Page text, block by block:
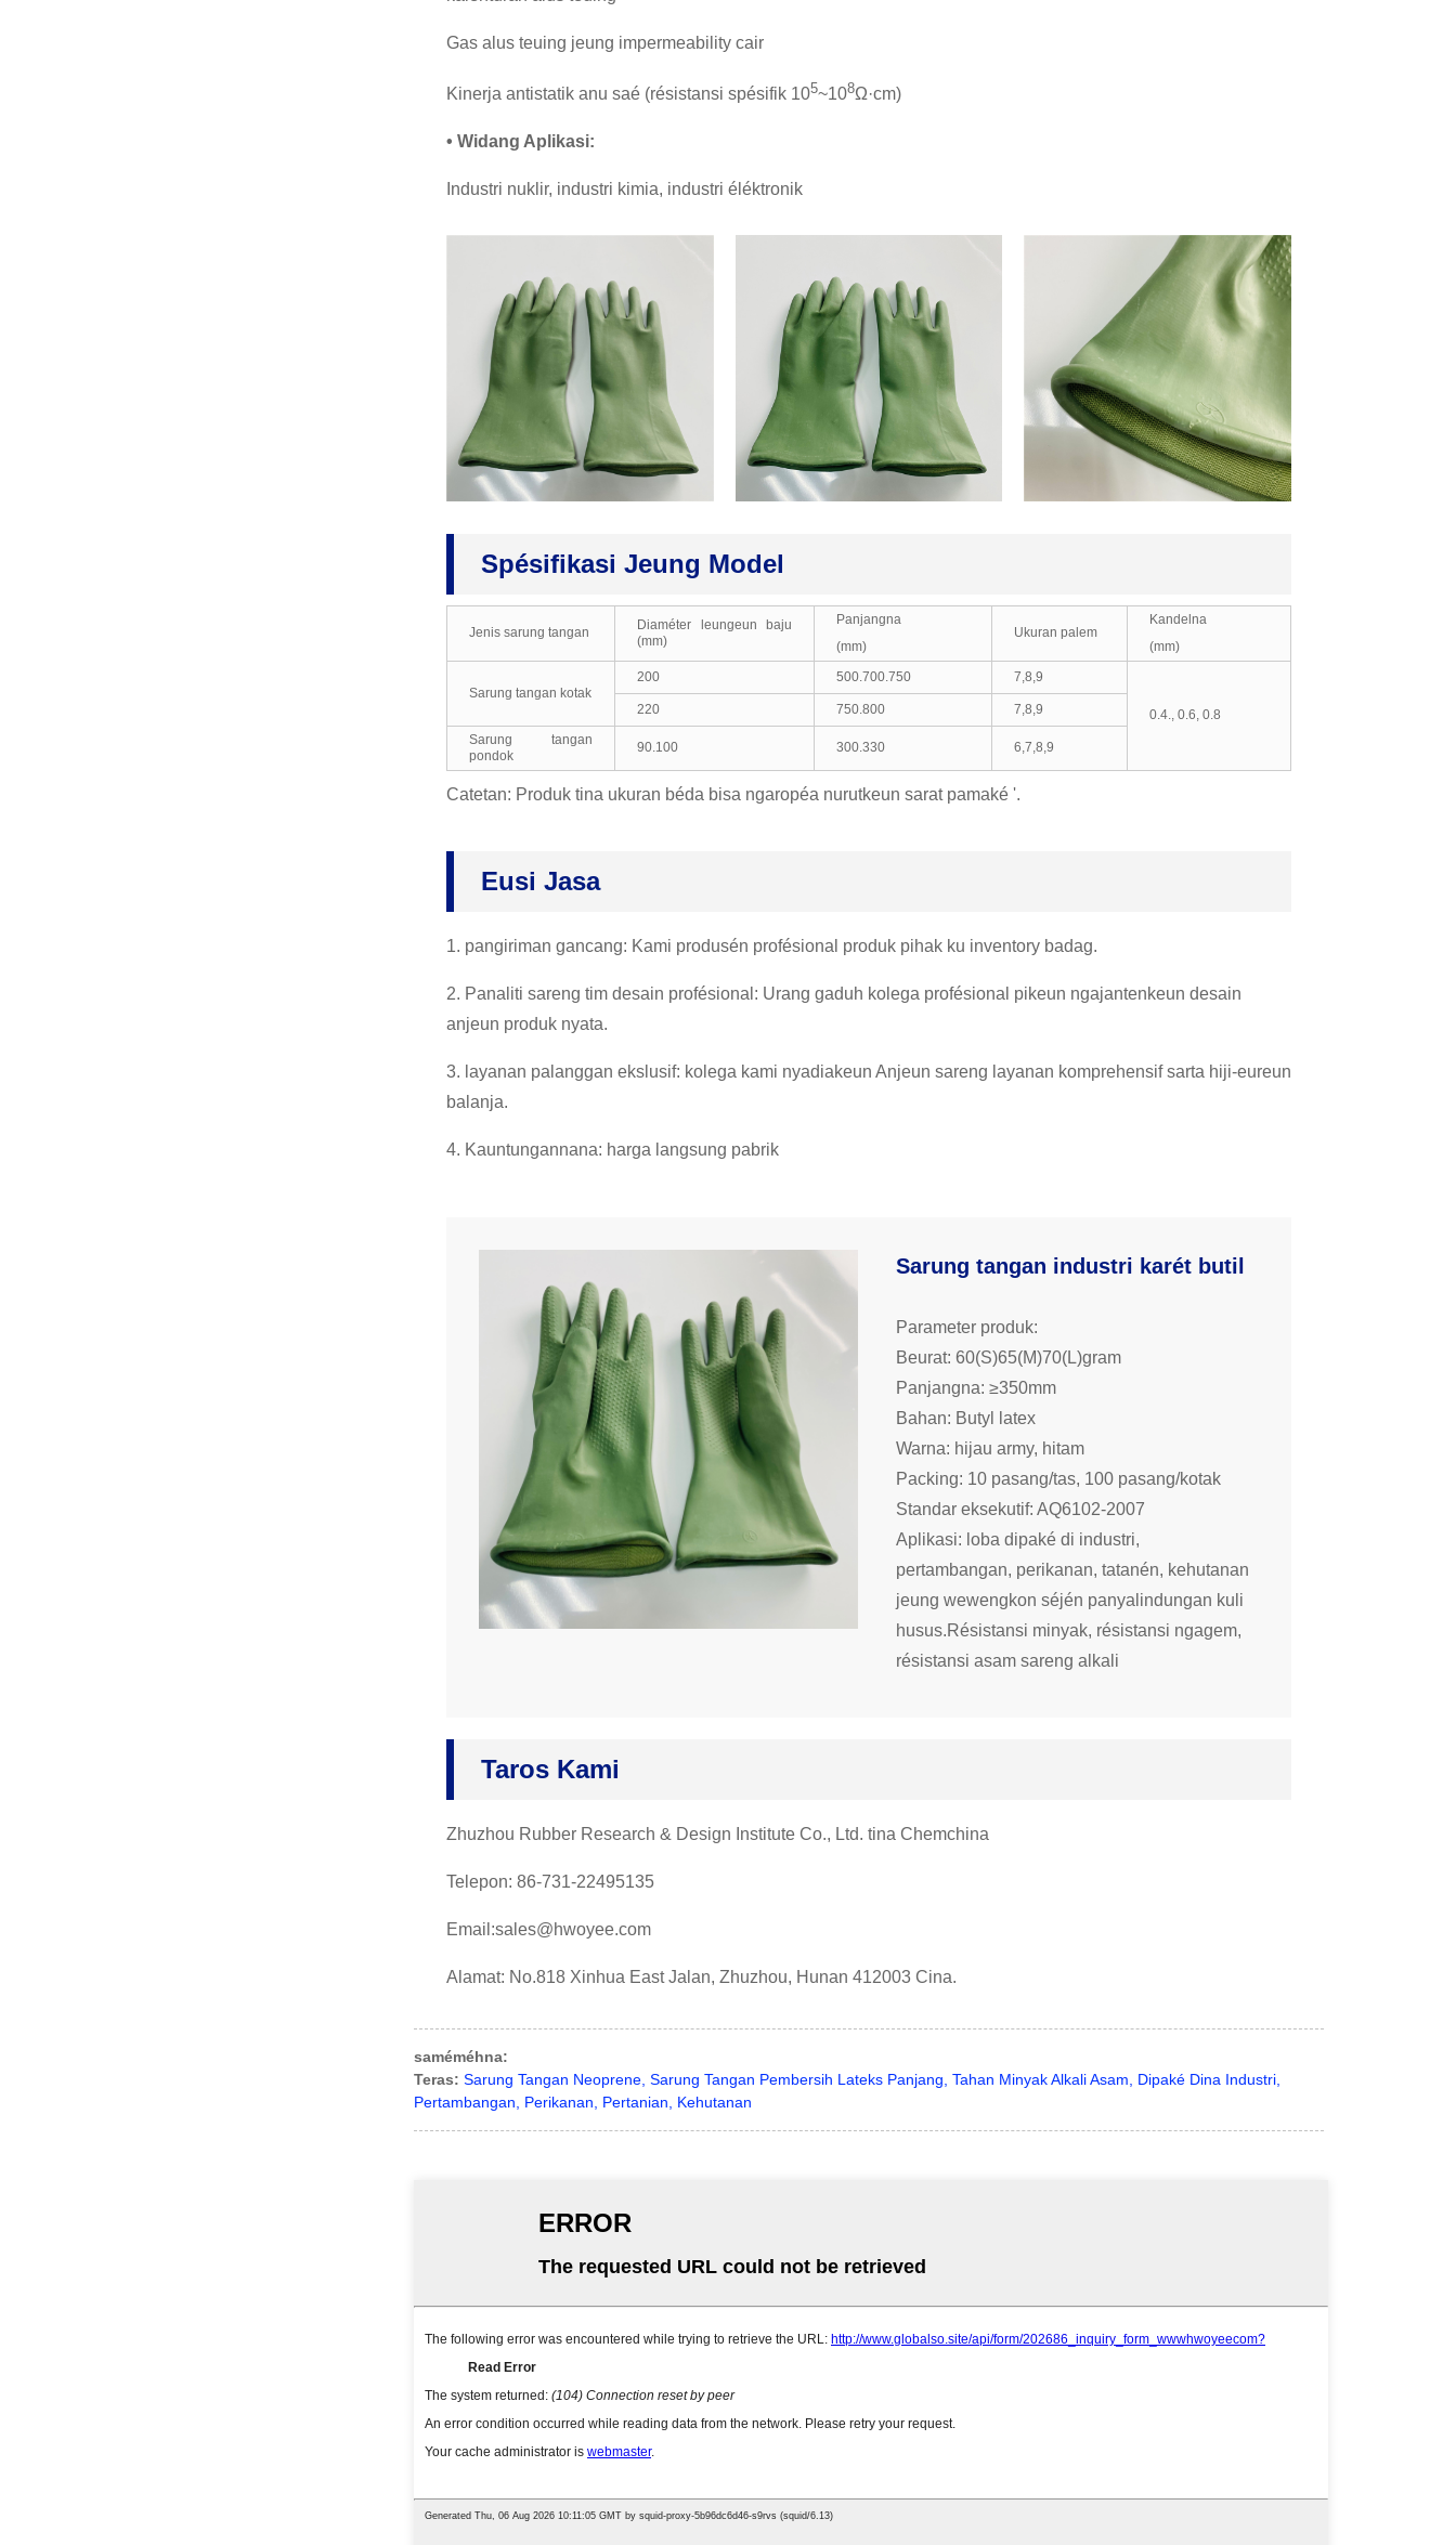
Gas alus teuing jeung impermeability cair
Kinerja antistatik anu saé (résistansi spésifik 105~108Ω·cm)
• Widang Aplikasi:
Industri nuklir, industri kimia, industri éléktronik
Spésifikasi Jeung Model
Jenis sarung tangan
Diaméter leungeun baju
(mm)
Panjangna
(mm)
Ukuran palem
Kandelna
(mm)
Sarung tangan kotak
200 500.700.750 7,8,9
0.4., 0.6, 0.8
220 750.800
7,8,9
Sarung tangan
pondok
90.100 300.330 6,7,8,9
Catetan: Produk tina ukuran béda bisa ngaropéa nurutkeun sarat pamaké '.
Eusi Jasa
1. pangiriman gancang: Kami produsén profésional produk pihak ku inventory badag.
2. Panaliti sareng tim desain profésional: Urang gaduh kolega profésional pikeun ngajantenkeun desain
anjeun produk nyata.
3. layanan palanggan ekslusif: kolega kami nyadiakeun Anjeun sareng layanan komprehensif sarta hiji-eureun
balanja.
4. Kauntungannana: harga langsung pabrik
Sarung tangan industri karét butil
Parameter produk:
Beurat: 60(S)65(M)70(L)gram
Panjangna: ≥350mm
Bahan: Butyl latex
Warna: hijau army, hitam
Packing: 10 pasang/tas, 100 pasang/kotak
Standar eksekutif: AQ6102-2007
Aplikasi: loba dipaké di industri,
pertambangan, perikanan, tatanén, kehutanan
jeung wewengkon séjén panyalindungan kuli
husus.Résistansi minyak, résistansi ngagem,
résistansi asam sareng alkali
Taros Kami
Zhuzhou Rubber Research & Design Institute Co., Ltd. tina Chemchina
Telepon: 86-731-22495135
Email:sales@hwoyee.com
Alamat: No.818 Xinhua East Jalan, Zhuzhou, Hunan 412003 Cina.
saméméhna:
Teras: Sarung Tangan Neoprene, Sarung Tangan Pembersih Lateks Panjang, Tahan Minyak Alkali Asam, Dipaké Dina Industri,
Pertambangan, Perikanan, Pertanian, Kehutanan